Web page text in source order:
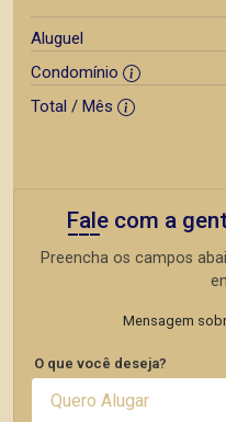
Aluguel
Condomínio
Total / Mês
Fale com a
Preencha os campos
Mensagem
O que você deseja?
Quero Alugar